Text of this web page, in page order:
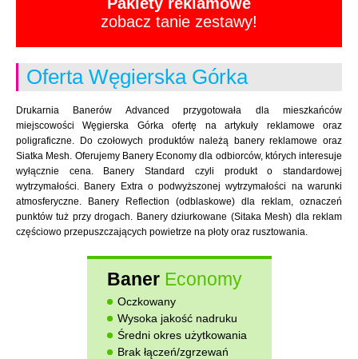
zobacz tanie zestawy!
Oferta Węgierska Górka
Drukarnia Banerów Advanced przygotowała dla mieszkańców
miejscowości Węgierska Górka ofertę na artykuły reklamowe oraz
poligraficzne. Do czołowych produktów należą banery reklamowe oraz
Siatka Mesh. Oferujemy Banery Economy dla odbiorców, których interesuje
wyłącznie cena. Banery Standard czyli produkt o standardowej
wytrzymałości. Banery Extra o podwyższonej wytrzymałości na warunki
atmosferyczne. Banery Reflection (odblaskowe) dla reklam, oznaczeń
punktów tuż przy drogach. Banery dziurkowane (Sitaka Mesh) dla reklam
częściowo przepuszczających powietrze na płoty oraz rusztowania.
Baner Economy
Oczkowany
Wysoka jakość nadruku
Średni okres użytkowania
Brak łączeń/zgrzewań